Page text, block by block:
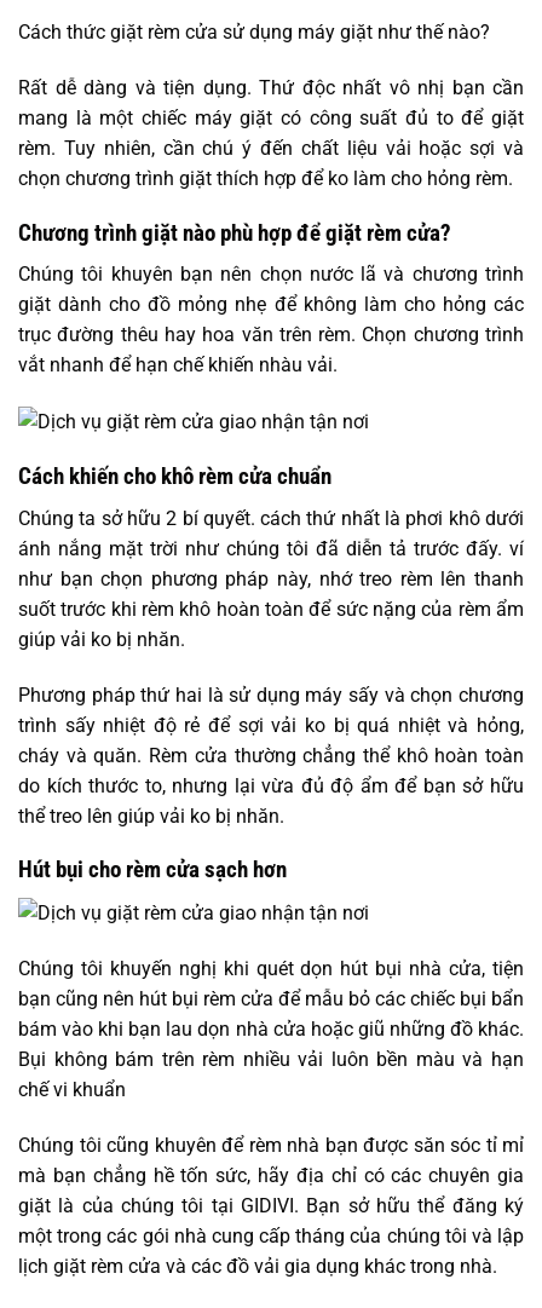
Cách thức giặt rèm cửa sử dụng máy giặt như thế nào?
Rất dễ dàng và tiện dụng. Thứ độc nhất vô nhị bạn cần
mang là một chiếc máy giặt có công suất đủ to để giặt
rèm. Tuy nhiên, cần chú ý đến chất liệu vải hoặc sợi và
chọn chương trình giặt thích hợp để ko làm cho hỏng rèm.
Chương trình giặt nào phù hợp để giặt rèm cửa?
Chúng tôi khuyên bạn nên chọn nước lã và chương trình
giặt dành cho đồ mỏng nhẹ để không làm cho hỏng các
trục đường thêu hay hoa văn trên rèm. Chọn chương trình
vắt nhanh để hạn chế khiến nhàu vải.
Cách khiến cho khô rèm cửa chuẩn
Chúng ta sở hữu 2 bí quyết. cách thứ nhất là phơi khô dưới
ánh nắng mặt trời như chúng tôi đã diễn tả trước đấy. ví
như bạn chọn phương pháp này, nhớ treo rèm lên thanh
suốt trước khi rèm khô hoàn toàn để sức nặng của rèm ẩm
giúp vải ko bị nhăn.
Phương pháp thứ hai là sử dụng máy sấy và chọn chương
trình sấy nhiệt độ rẻ để sợi vải ko bị quá nhiệt và hỏng,
cháy và quăn. Rèm cửa thường chẳng thể khô hoàn toàn
do kích thước to, nhưng lại vừa đủ độ ẩm để bạn sở hữu
thể treo lên giúp vải ko bị nhăn.
Hút bụi cho rèm cửa sạch hơn
Chúng tôi khuyến nghị khi quét dọn hút bụi nhà cửa, tiện
bạn cũng nên hút bụi rèm cửa để mẫu bỏ các chiếc bụi bẩn
bám vào khi bạn lau dọn nhà cửa hoặc giũ những đồ khác.
Bụi không bám trên rèm nhiều vải luôn bền màu và hạn
chế vi khuẩn
Chúng tôi cũng khuyên để rèm nhà bạn được săn sóc tỉ mỉ
mà bạn chẳng hề tốn sức, hãy địa chỉ có các chuyên gia
giặt là của chúng tôi tại GIDIVI. Bạn sở hữu thể đăng ký
một trong các gói nhà cung cấp tháng của chúng tôi và lập
lịch giặt rèm cửa và các đồ vải gia dụng khác trong nhà.